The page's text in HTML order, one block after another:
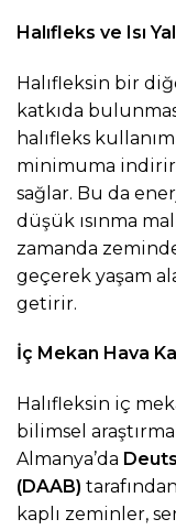
Halıfleks ve Isı
Halıfleksin bir
katkıda
halıfleks
minimuma
sağlar. Bu da
düşük ısınma
zamanda
geçerek yaşam
getirir.
İç Mekan Hava
Halıfleksin iç
bilimsel
Almanya’da
(DAAB)
kaplı zeminler,